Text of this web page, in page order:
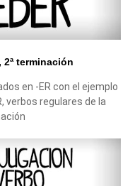
terminación
en -ER con el ejemplo
verbos regulares de la